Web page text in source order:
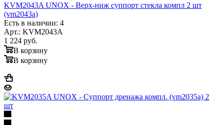
KVM2043A UNOX - Верх-ниж суппорт стекла компл 2 шт
(vm2043a)
Есть в наличии: 4
Арт.: KVM2043A
1 224 руб.
В корзину
В корзину